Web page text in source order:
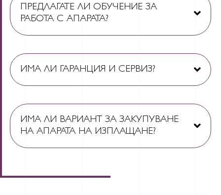
ПРЕДЛАГАТЕ ЛИ ОБУЧЕНИЕ ЗА
РАБОТА С АПАРАТА?
ИМА ЛИ ГАРАНЦИЯ И СЕРВИЗ?
ИМА ЛИ ВАРИАНТ ЗА ЗАКУПУВАНЕ
НА АПАРАТА НА ИЗПЛАЩАНЕ?